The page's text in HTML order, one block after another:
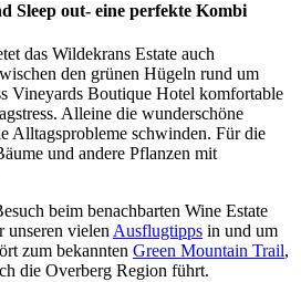
Sleep out- eine perfekte Kombi
das Wildekrans Estate auch
den grünen Hügeln rund um
Vineyards Boutique Hotel komfortable
Alleine die wunderschöne
Alltagsprobleme schwinden. Für die
und andere Pflanzen mit
beim benachbarten Wine Estate
unseren vielenAusflugtipps in und um
zum bekannten Green Mountain Trail,
die Overberg Region führt.